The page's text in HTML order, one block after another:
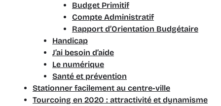
Budget Primitif
Compte Administratif
Rapport d’Orientation Budgétaire
Handicap
J’ai besoin d’aide
Le numérique
Santé et prévention
Stationner facilement au centre-ville
Tourcoing en 2020 : attractivité et dynamisme